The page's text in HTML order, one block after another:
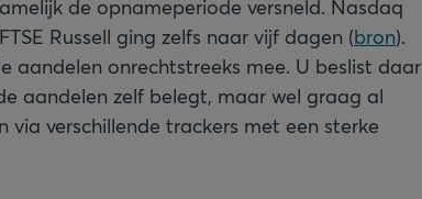
de opnameperiode versneld. Nasdaq
Russell ging zelfs naar vijf dagen (bron).
aandelen onrechtstreeks mee. U beslist daar
aandelen zelf belegt, maar wel graag al
verschillende trackers met een sterke